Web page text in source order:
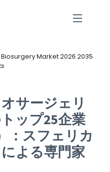
Market 2026 2035
サージェリ
ップ25企業
：スフェリカ
よる専門家